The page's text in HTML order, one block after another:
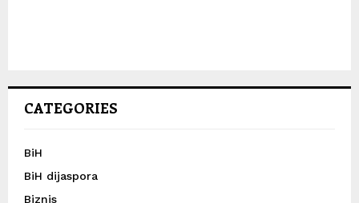
CATEGORIES
BiH
BiH dijaspora
Biznis